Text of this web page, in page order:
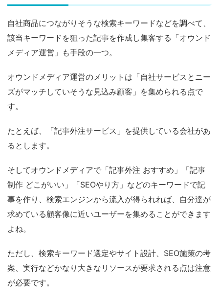
自社商品につながりそうな検索キーワードなどを調べて、
該当キーワードを狙った記事を作成し集客する「オウンド
メディア運営」も手段の一つ。
オウンドメディア運営のメリットは「自社サービスとニー
ズがマッチしていそうな見込み顧客」を集められる点で
す。
たとえば、「記事外注サービス」を提供している会社があ
るとします。
そしてオウンドメディアで「記事外注 おすすめ」「記事
制作 どこがいい」「SEOやり方」などのキーワードで記
事を作り、検索エンジンから流入が得られれば、自分達が
求めている顧客像に近いユーザーを集めることができます
よね。
ただし、検索キーワード選定やサイト設計、SEO施策の考
案、実行などかなり大きなリソースが要求される点は注意
が必要です。